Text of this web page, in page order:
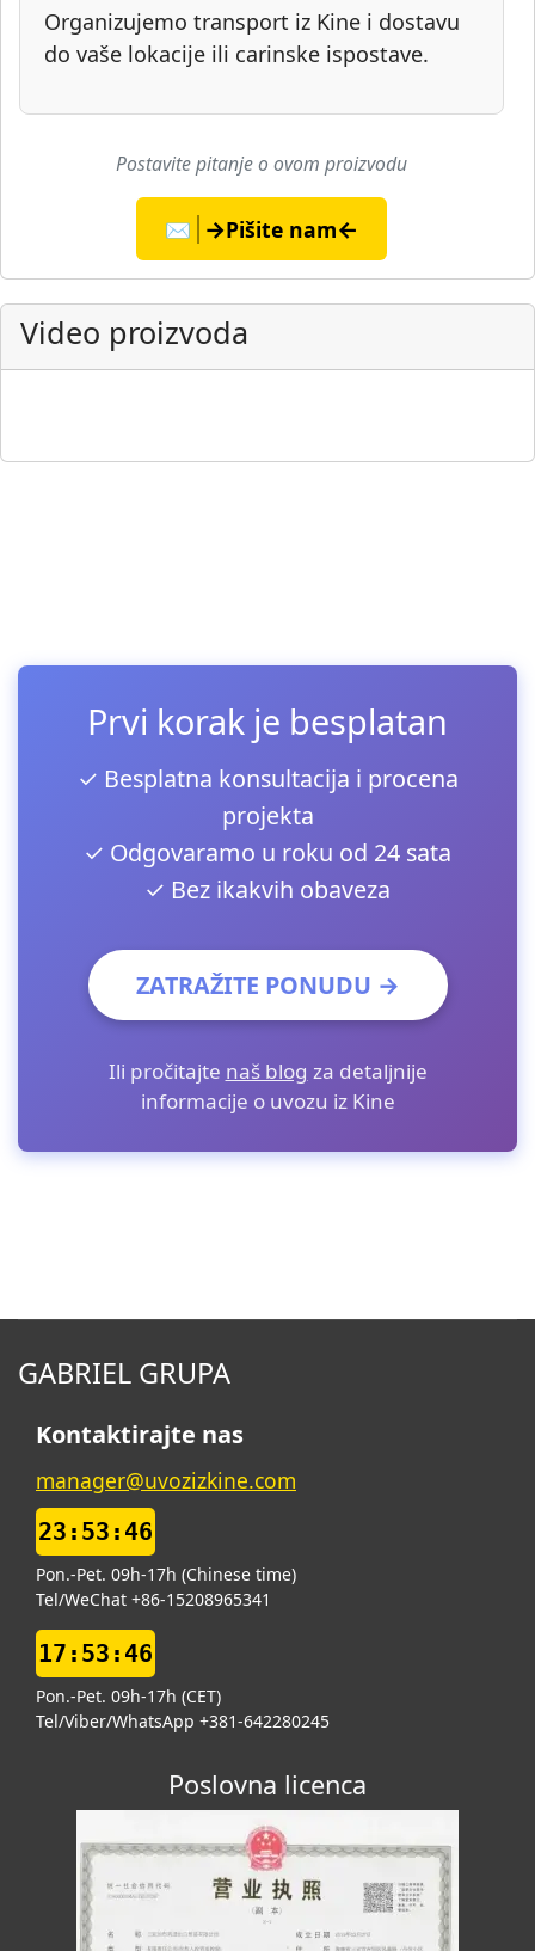
Organizujemo transport iz Kine i dostavu
do vaše lokacije ili carinske ispostave.
Postavite pitanje o ovom proizvodu
✉️ →Pišite nam←
Video proizvoda
▶
Prvi korak je besplatan
✓ Besplatna konsultacija i procena
projekta
✓ Odgovaramo u roku od 24 sata
✓ Bez ikakvih obaveza
ZATRAŽITE PONUDU →
Ili pročitajte naš blog za detaljnije
informacije o uvozu iz Kine
GABRIEL GRUPA
Kontaktirajte nas
manager@uvozizkine.com
23:53:47
Pon.-Pet. 09h-17h (Chinese time)
Tel/WeChat +86-15208965341
17:53:47
Pon.-Pet. 09h-17h (CET)
Tel/Viber/WhatsApp +381-642280245
Poslovna licenca